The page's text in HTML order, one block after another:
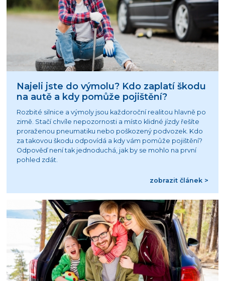
Najeli jste do výmolu? Kdo zaplatí škodu
na autě a kdy pomůže pojištění?
Rozbité silnice a výmoly jsou každoroční realitou hlavně po
zimě. Stačí chvíle nepozornosti a místo klidné jízdy řešíte
proraženou pneumatiku nebo poškozený podvozek. Kdo
za takovou škodu odpovídá a kdy vám pomůže pojištění?
Odpověď není tak jednoduchá, jak by se mohlo na první
pohled zdát.
zobrazit článek >